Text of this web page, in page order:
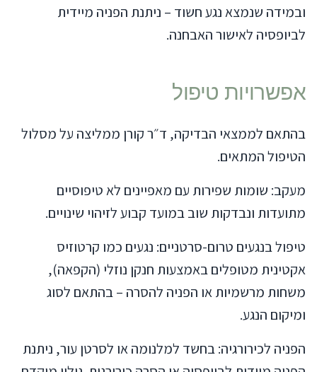
ובמידה שנמצא נגע חשוד – ניתנת הפניה מיידית
לביופסיה לאישור האבחנה.
אפשרויות טיפול
בהתאם לממצאי הבדיקה, ד״ר קורן ממליצה על מסלול
הטיפול המתאים.
מעקב: שומות שפירות עם מאפיינים לא טיפוסיים
מתועדות ונבדקות שוב במועד קבוע לזיהוי שינויים.
טיפול בנגעים טרום-סרטניים: נגעים כמו קרטוזיס
אקטינית מטופלים באמצעות חנקן נוזלי (הקפאה),
משחות מרשמיות או הפניה להסרה – בהתאם לסוג
ומיקום הנגע.
הפניה לכירורגיה: בחשד למלנומה או לסרטן עור, ניתנת